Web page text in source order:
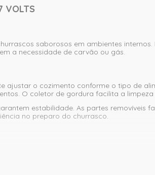
VOLTS
saborosos em ambientes
a necessidade de carvão ou gás.
ajustar o cozimento conforme o tipo de
O coletor de gordura facilita a
estabilidade. As partes removíveis
no preparo do churrasco.